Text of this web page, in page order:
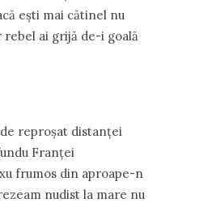
ești mai cătinel nu
ai grijă de-i goală
reproșat distanței
Franței
frumos din aproape-n
nudist la mare nu